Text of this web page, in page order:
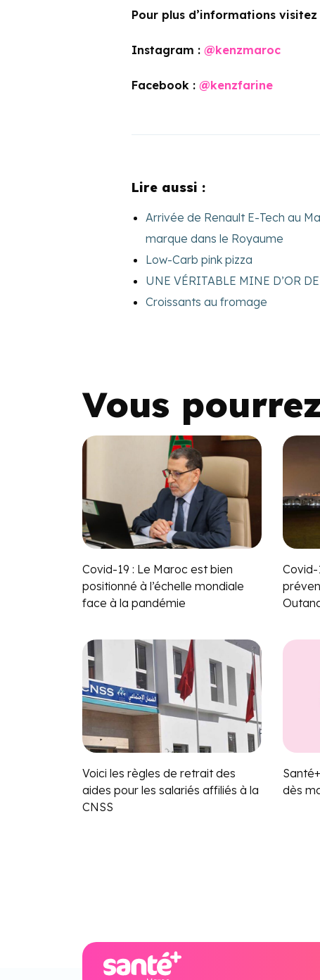
Pour plus d’informations visitez
Instagram : @kenzmaroc
Facebook : @kenzfarine
Lire aussi :
Arrivée de Renault E-Tech au
marque dans le Royaume
Low-Carb pink pizza
UNE VÉRITABLE MINE D’OR
Croissants au fromage
Vous
Covid-19 : Le Maroc est bien
positionné à l’échelle mondiale
face à la pandémie
Covid-
Voici les règles de retrait des
aides pour les salariés affiliés à la
CNSS
dès